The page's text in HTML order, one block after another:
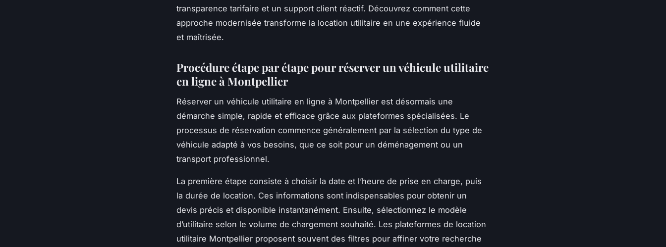
transparence tarifaire et un support client réactif. Découvrez comment cette
approche modernisée transforme la location utilitaire en une expérience fluide
et maîtrisée.
Procédure étape par étape pour réserver un véhicule utilitaire
en ligne à Montpellier
Réserver un véhicule utilitaire en ligne à Montpellier est désormais une
démarche simple, rapide et efficace grâce aux plateformes spécialisées. Le
processus de réservation commence généralement par la sélection du type de
véhicule adapté à vos besoins, que ce soit pour un déménagement ou un
transport professionnel.
La première étape consiste à choisir la date et l’heure de prise en charge, puis
la durée de location. Ces informations sont indispensables pour obtenir un
devis précis et disponible instantanément. Ensuite, sélectionnez le modèle
d’utilitaire selon le volume de chargement souhaité. Les plateformes de location
utilitaire Montpellier proposent souvent des filtres pour affiner votre recherche